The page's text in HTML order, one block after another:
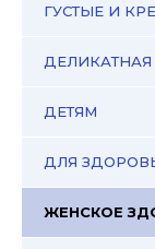
ГУСТЫЕ И
ДЕЛИКАТНАЯ
ДЕТЯМ
ДЛЯ
ЖЕНСКОЕ